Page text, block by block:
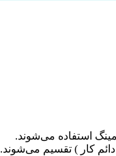
استفاده می‌شوند.
کار ) تقسیم می‌شوند.